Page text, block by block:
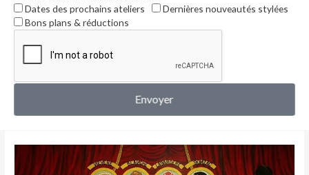
MON COMPTE
Dates des prochains ateliers
Dernières nouveautés stylées
Bons plans & réductions
Envoyer